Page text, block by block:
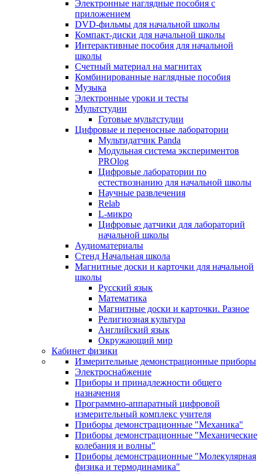
Электронные наглядные пособия с
приложением
DVD-фильмы для начальной школы
Компакт-диски для начальной школы
Интерактивные пособия для начальной
школы
Счетный материал на магнитах
Комбинированные наглядные пособия
Музыка
Электронные уроки и тесты
Мультстудии
Готовые мультстудии
Цифровые и переносные лаборатории
Мультидатчик Panda
Модульная система экспериментов
PROlog
Цифровые лаборатории по
естествознанию для начальной школы
Научные развлечения
Relab
L-микро
Цифровые датчики для лабораторий
начальной школы
Аудиоматериалы
Стенд Начальная школа
Магнитные доски и карточки для начальной
школы
Русский язык
Математика
Магнитные доски и карточки. Разное
Религиозная культура
Английский язык
Окружающий мир
Кабинет физики
Измерительные демонстрационные приборы
Электроснабжение
Приборы и принадлежности общего
назначения
Программно-аппаратный цифровой
измерительный комплекс учителя
Приборы демонстрационные "Механика"
Приборы демонстрационные "Механические
колебания и волны"
Приборы демонстрационные "Молекулярная
физика и термодинамика"